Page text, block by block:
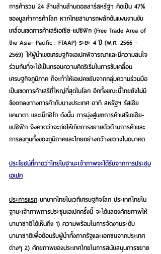
การค้ารวม 24 ล้านล้านล้านดอลลาร์สหรัฐฯ คิดเป็น 47%
ของมูลค่าการค้าโลก หากไทยสามารถผลักดันแผนงานขับ
เคลื่อนเขตการค้าเสรีเอเชีย-แปซิฟิก (Free Trade Area of
the Asia- Pacific : FTAAP) ระยะ 4 ปี (พ.ศ. 2566 -
2569) ให้ผู้นำเขตเศรษฐกิจเอเปคพิจารณาและมีความสนใจ
ร่วมกันที่จะใช้เป็นกรอบความคิดริเริ่มในการขับเคลื่อน
เศรษฐกิจภูมิภาค ก็จะทำให้เอเปคขยับจากกลุ่มความร่วมมือ
เป็นเขตการค้าเสรีที่ใหญ่ที่สุดในโลก อีกทั้งขณะนี้ไทยยังไม่มี
ข้อตกลงทางการค้ากับบางประเทศ อาทิ สหรัฐฯ รัสเซีย
แคนาดา และเม็กซิโก ดังนั้น การมุ่งสู่เขตการค้าเสรีเอเชีย-
แปซิฟิก จึงคาดว่าจะก่อให้เกิดการขยายตัวด้านการค้าและ
การลงทุนทั้งของภูมิภาคและไทยอย่างกว้างขวางในอนาคต
ประโยชน์ที่คาดว่าไทยในฐานะเจ้าภาพจะได้รับจากการประชุม
เอเปค
ประการแรก บทบาทไทยในเวทีเศรษฐกิจโลก ประเทศไทยใน
ฐานะเจ้าภาพการประชุมเอเปคครั้งนี้ จะได้แสดงศักยภาพให้
นานาชาติได้เห็นถึง 1) ความพร้อมในการจัดงานระดับ
นานาชาติเพื่อต้อนรับผู้นำทั้งภาครัฐและเอกชนจากประเทศ
ต่างๆ 2) ศักยภาพของประเทศไทยในการสนับสนุนการขยาย